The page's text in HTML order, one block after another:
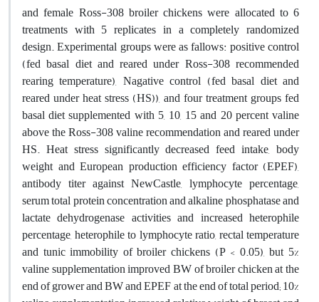
and female Ross-308 broiler chickens were allocated to 6
treatments with 5 replicates in a completely randomized
design. Experimental groups were as fallows: positive control
(fed basal diet and reared under Ross-308 recommended
rearing temperature), Nagative control (fed basal diet and
reared under heat stress (HS)), and four treatment groups fed
basal diet supplemented with 5, 10, 15 and 20 percent valine
above the Ross-308 valine recommendation and reared under
HS. Heat stress significantly decreased feed intake, body
weight and European production efficiency factor (EPEF),
antibody titer against NewCastle, lymphocyte percentage,
serum total protein concentration and alkaline phosphatase and
lactate dehydrogenase activities and increased heterophile
percentage, heterophile to lymphocyte ratio, rectal temperature
and tunic immobility of broiler chickens (P < 0.05), but 5%
valine supplementation improved BW of broiler chicken at the
end of grower and BW and EPEF at the end of total period; 10%